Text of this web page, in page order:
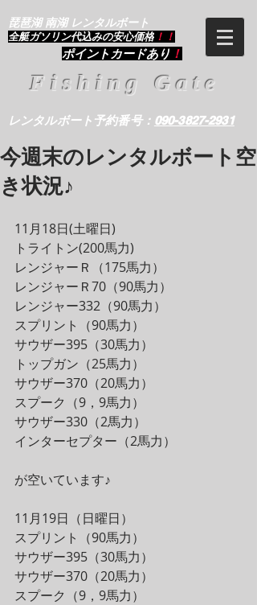
琵琶湖 南湖 レンタルボート
​全艇ガソリン代込みの安心価格 ！！
ポイントカードあり ！
Fishing Gate
レンタルボート予約番号： 090-3827-2931
今週末のレンタルボート空
き状況♪
11月18日(土曜日)
トライトン(200馬力)
レンジャーＲ（175馬力）
レンジャーＲ70（90馬力）
レンジャー332（90馬力）
スプリント（90馬力）
サウザー395（30馬力）
トップガン（25馬力）
サウザー370（20馬力）
スプーク（9，9馬力）
サウザー330（2馬力）
インターセプター（2馬力）
が空いています♪
11月19日（日曜日）
スプリント（90馬力）
サウザー395（30馬力）
サウザー370（20馬力）
スプーク（9，9馬力）